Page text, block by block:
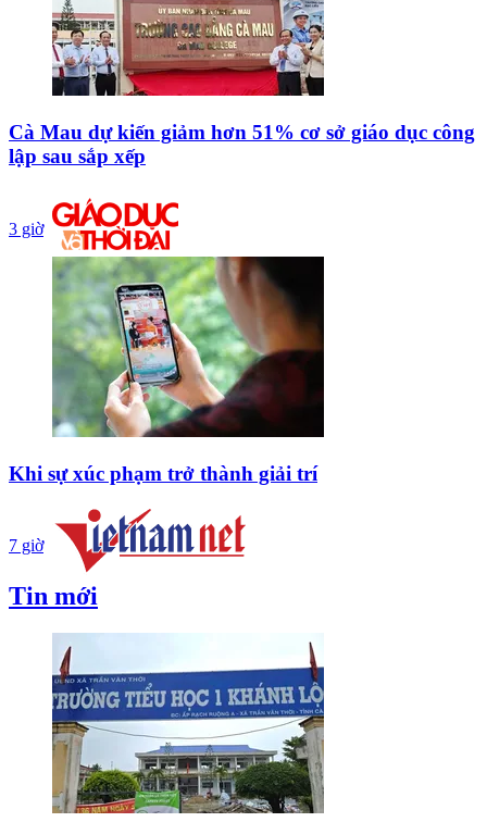
Cà Mau dự kiến giảm hơn 51% cơ sở giáo dục công
lập sau sắp xếp
3 giờ
Khi sự xúc phạm trở thành giải trí
7 giờ
Tin mới